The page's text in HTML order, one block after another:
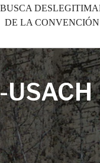
DE LA
USACH